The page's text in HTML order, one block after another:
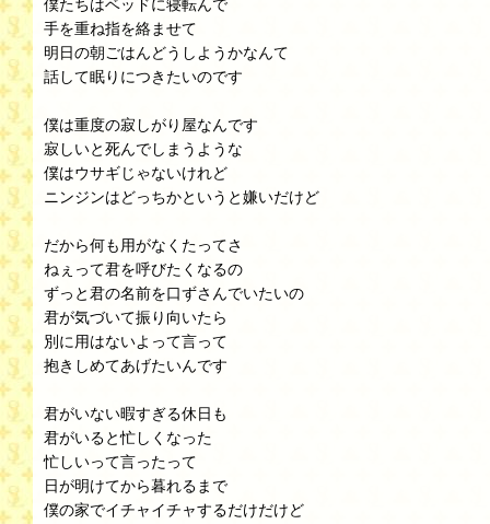
僕たちはベッドに寝転んで
手を重ね指を絡ませて
明日の朝ごはんどうしようかなんて
話して眠りにつきたいのです
僕は重度の寂しがり屋なんです
寂しいと死んでしまうような
僕はウサギじゃないけれど
ニンジンはどっちかというと嫌いだけど
だから何も用がなくたってさ
ねぇって君を呼びたくなるの
ずっと君の名前を口ずさんでいたいの
君が気づいて振り向いたら
別に用はないよって言って
抱きしめてあげたいんです
君がいない暇すぎる休日も
君がいると忙しくなった
忙しいって言ったって
日が明けてから暮れるまで
僕の家でイチャイチャするだけだけど